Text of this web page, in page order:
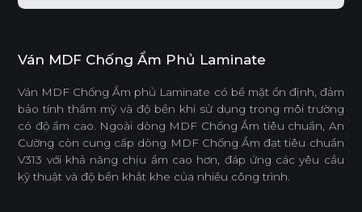
Ván MDF Chống Ẩm Phủ Laminate
Ván MDF Chống Ẩm phủ Laminate có bề mặt ổn định, đảm
bảo tính thẩm mỹ và độ bền khi sử dụng trong môi trường
có độ ẩm cao. Ngoài dòng MDF Chống Ẩm tiêu chuẩn, An
Cường còn cung cấp dòng MDF Chống Ẩm đạt tiêu chuẩn
V313 với khả năng chịu ẩm cao hơn, đáp ứng các yêu cầu
kỹ thuật và độ bền khắt khe của nhiều công trình.